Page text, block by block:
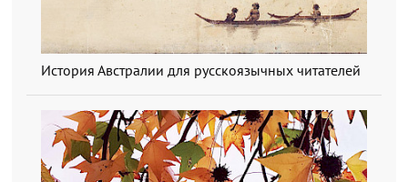
История Австралии для русскоязычных читателей